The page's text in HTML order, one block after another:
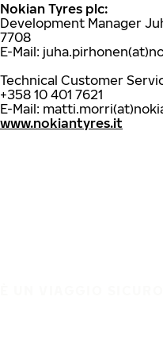
Nokian Tyres plc:
Development Manager
7708
E-Mail:
Technical Customer
+358 10 401 7621
E-Mail:
www.nokiantyres.it